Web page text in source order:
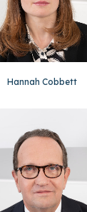
Hannah Cobbett